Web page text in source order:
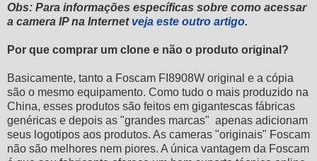
Obs: Para informações específicas sobre como acessar
a camera IP na Internet veja este outro artigo.
Por que comprar um clone e não o produto original?
Basicamente, tanto a Foscam FI8908W original e a cópia
são o mesmo equipamento. Como tudo o mais produzido na
China, esses produtos são feitos em gigantescas fábricas
genéricas e depois as "grandes marcas" apenas adicionam
seus logotipos aos produtos. As cameras "originais" Foscam
não são melhores nem piores. A única vantagem da Foscam